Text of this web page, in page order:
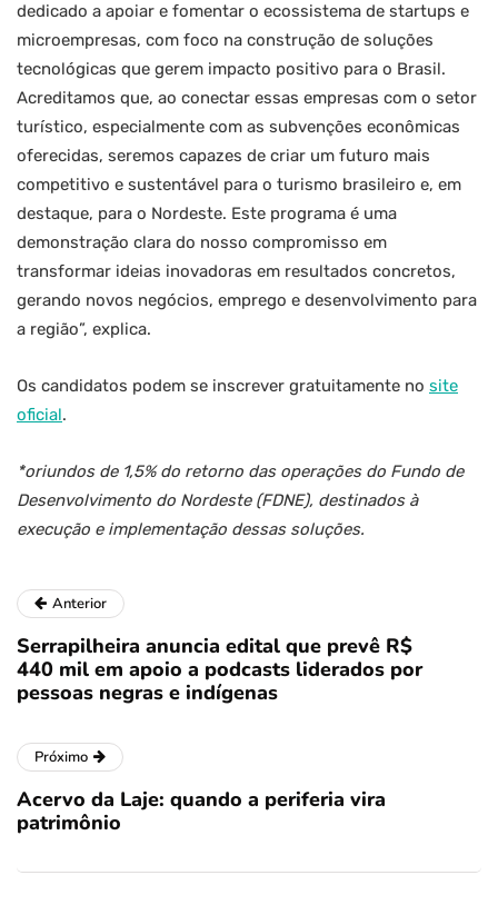
dedicado a apoiar e fomentar o ecossistema de startups e
microempresas, com foco na construção de soluções
tecnológicas que gerem impacto positivo para o Brasil.
Acreditamos que, ao conectar essas empresas com o setor
turístico, especialmente com as subvenções econômicas
oferecidas, seremos capazes de criar um futuro mais
competitivo e sustentável para o turismo brasileiro e, em
destaque, para o Nordeste. Este programa é uma
demonstração clara do nosso compromisso em
transformar ideias inovadoras em resultados concretos,
gerando novos negócios, emprego e desenvolvimento para
a região”, explica.
Os candidatos podem se inscrever gratuitamente no site
oficial.
*oriundos de 1,5% do retorno das operações do Fundo de
Desenvolvimento do Nordeste (FDNE), destinados à
execução e implementação dessas soluções.
Anterior
Serrapilheira anuncia edital que prevê R$
440 mil em apoio a podcasts liderados por
pessoas negras e indígenas
Próximo
Acervo da Laje: quando a periferia vira
patrimônio